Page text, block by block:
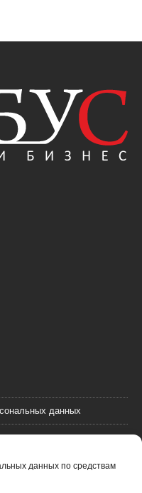
данных по средствам
данных
данных